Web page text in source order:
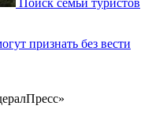
Поиск семьи туристов
признать без вести